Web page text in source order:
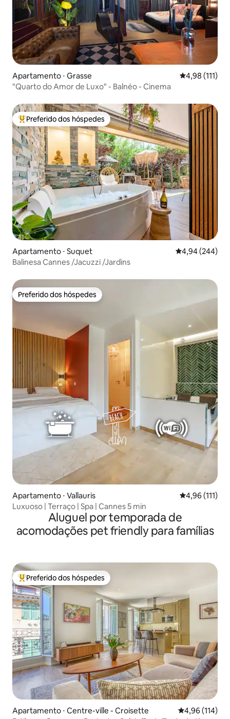
Apartamento ⋅ Grasse 4,98 de uma
4,98 (111)
"Quarto do Amor de Luxo" - Balnéo - Cinema
Entre os melhores preferidos dos hóspedes
Preferido dos hóspedes
Apartamento ⋅ Suquet 4,94 de uma
4,94 (244)
Balinesa Cannes /Jacuzzi /Jardins
Preferido dos hóspedes
Preferido dos hóspedes
Apartamento ⋅ Vallauris 4,96 de uma
4,96 (111)
Luxuoso | Terraço | Spa | Cannes 5 min
Aluguel por temporada de
acomodações pet friendly para famílias
Entre os melhores preferidos dos hóspedes
Preferido dos hóspedes
Apartamento ⋅ Centre-ville - Croisette 4,96 de uma
4,96 (114)